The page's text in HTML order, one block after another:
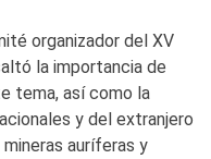
organizador del XV
la importancia de
tema, así como la
y del extranjero
auríferas y